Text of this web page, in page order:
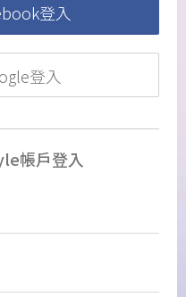
登入
登入
帳戶登入